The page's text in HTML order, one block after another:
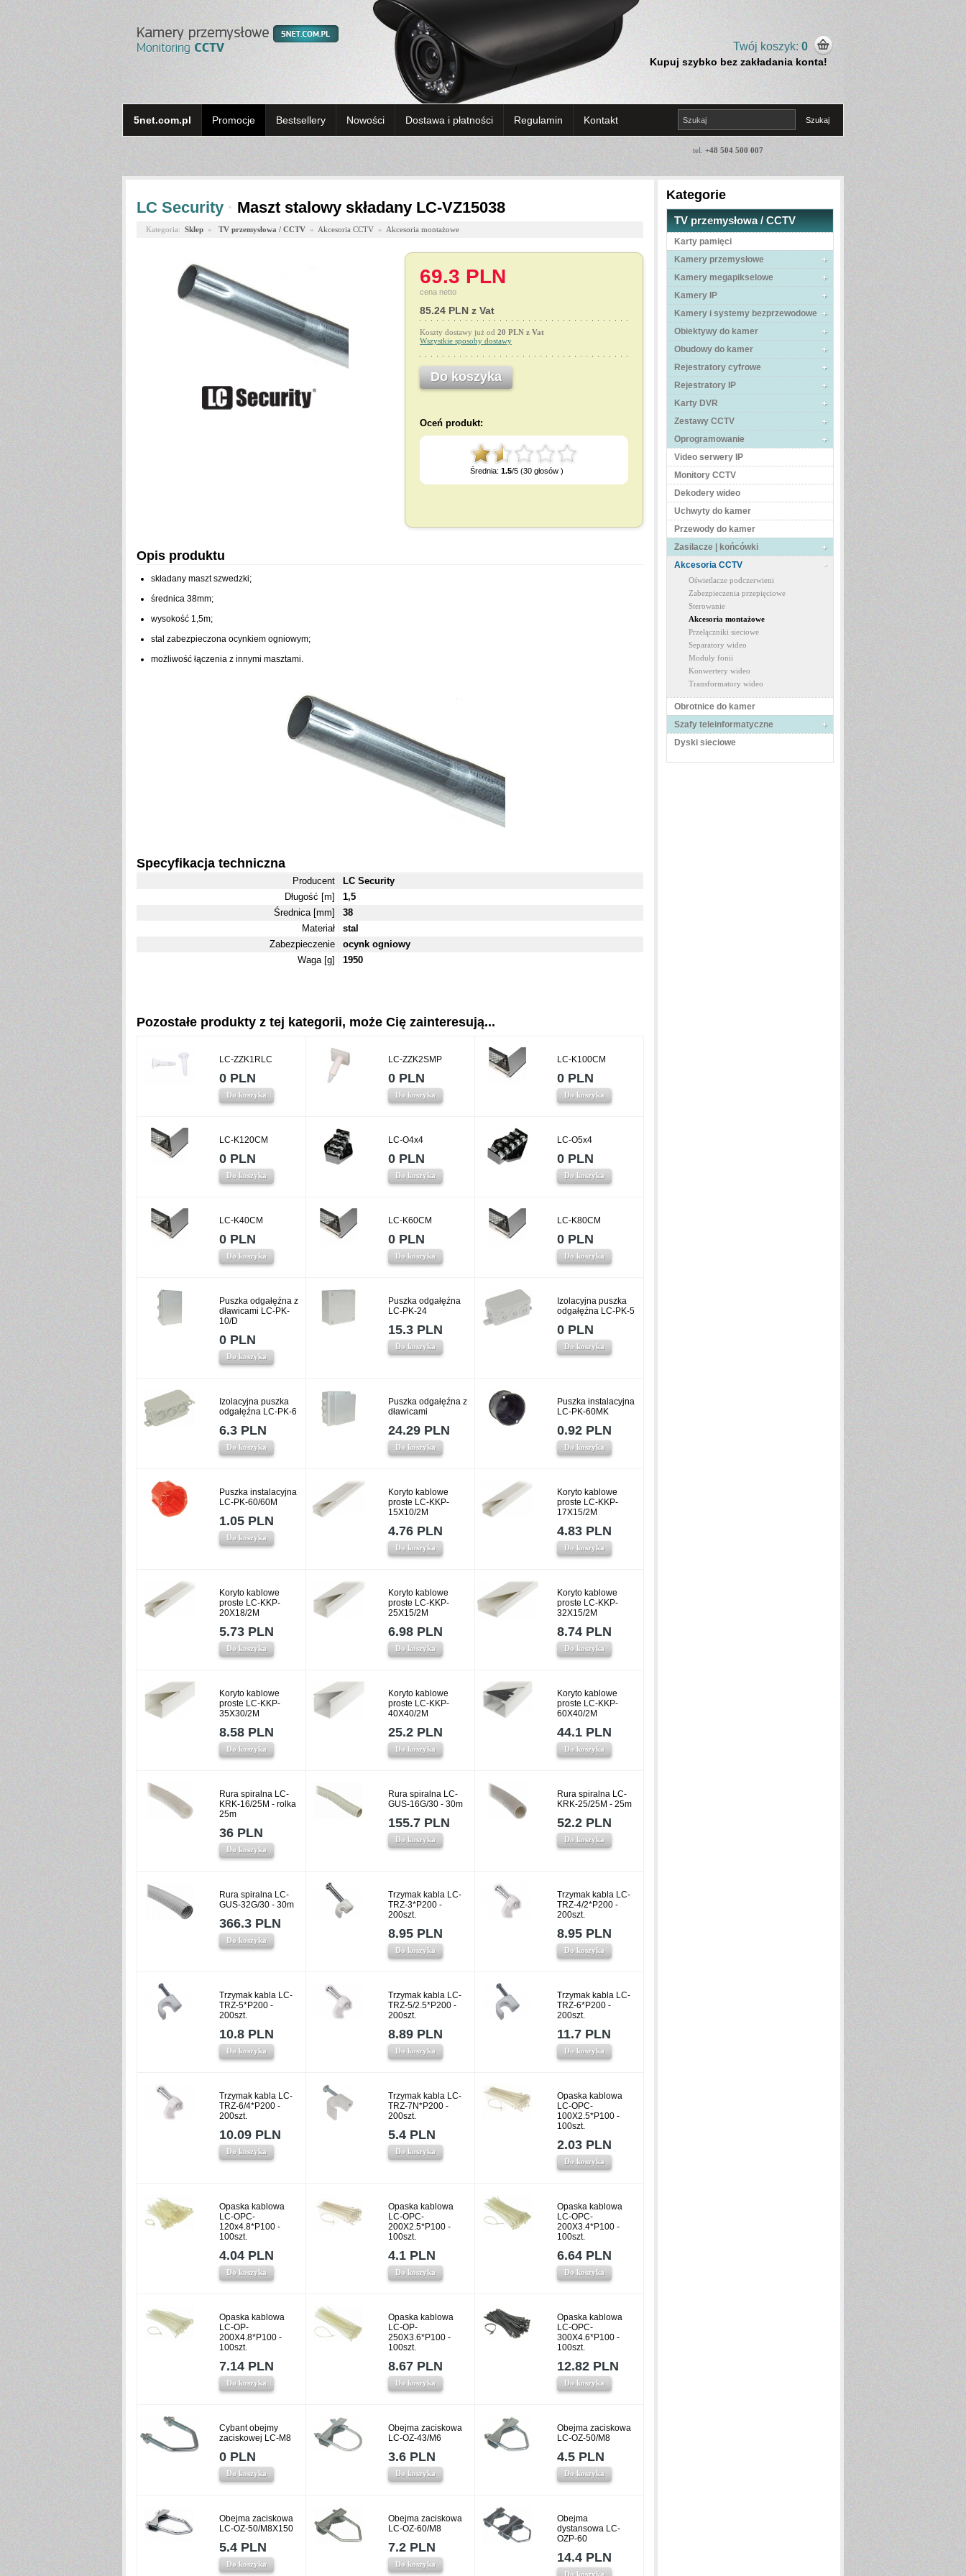
Twój koszyk: 0
Kupuj szybko bez zakładania konta!
5net.com.pl Promocje Bestsellery Nowości Dostawa i płatności Regulamin Kontakt
tel. +48 504 500 007
Kategorie
TV przemysłowa / CCTV
Karty pamięci
Kamery przemysłowe
Kamery megapikselowe
Kamery IP
Kamery i systemy bezprzewodowe
Obiektywy do kamer
Obudowy do kamer
Rejestratory cyfrowe
Rejestratory IP
Karty DVR
Zestawy CCTV
Oprogramowanie
Video serwery IP
Monitory CCTV
Dekodery wideo
Uchwyty do kamer
Przewody do kamer
Zasilacze | końcówki
Akcesoria CCTV
Oświetlacze podczerwieni
Zabezpieczenia przepięciowe
Sterowanie
Akcesoria montażowe
Przełączniki sieciowe
Separatory wideo
Moduły fonii
Konwertery wideo
Transformatory wideo
Obrotnice do kamer
Szafy teleinformatyczne
Dyski sieciowe
LC Security · Maszt stalowy składany LC-VZ15038
Kategoria: Sklep » TV przemysłowa / CCTV » Akcesoria CCTV » Akcesoria montażowe
69.3 PLN
cena netto
85.24 PLN z Vat
Koszty dostawy już od 20 PLN z Vat
Wszystkie sposoby dostawy
Do koszyka
Oceń produkt:
Średnia: 1.5/5 (30 głosów )
Opis produktu
składany maszt szwedzki;
średnica 38mm;
wysokość 1,5m;
stal zabezpieczona ocynkiem ogniowym;
możliwość łączenia z innymi masztami.
Specyfikacja techniczna
Producent
LC Security
Długość [m]
1,5
Średnica [mm]
38
Materiał
stal
Zabezpieczenie
ocynk ogniowy
Waga [g]
1950
Pozostałe produkty z tej kategorii, może Cię zainteresują...
LC-ZZK1RLC
0 PLN
Do koszyka
LC-ZZK2SMP
0 PLN
Do koszyka
LC-K100CM
0 PLN
Do koszyka
LC-K120CM
0 PLN
Do koszyka
LC-O4x4
0 PLN
Do koszyka
LC-O5x4
0 PLN
Do koszyka
LC-K40CM
0 PLN
Do koszyka
LC-K60CM
0 PLN
Do koszyka
LC-K80CM
0 PLN
Do koszyka
Puszka odgałęźna z
dławicami LC-PK-
10/D
0 PLN
Do koszyka
Puszka odgałęźna
LC-PK-24
15.3 PLN
Do koszyka
Izolacyjna puszka
odgałęźna LC-PK-5
0 PLN
Do koszyka
Izolacyjna puszka
odgałęźna LC-PK-6
6.3 PLN
Do koszyka
Puszka odgałęźna z
dławicami
24.29 PLN
Do koszyka
Puszka instalacyjna
LC-PK-60MK
0.92 PLN
Do koszyka
Puszka instalacyjna
LC-PK-60/60M
1.05 PLN
Do koszyka
Koryto kablowe
proste LC-KKP-
15X10/2M
4.76 PLN
Do koszyka
Koryto kablowe
proste LC-KKP-
17X15/2M
4.83 PLN
Do koszyka
Koryto kablowe
proste LC-KKP-
20X18/2M
5.73 PLN
Do koszyka
Koryto kablowe
proste LC-KKP-
25X15/2M
6.98 PLN
Do koszyka
Koryto kablowe
proste LC-KKP-
32X15/2M
8.74 PLN
Do koszyka
Koryto kablowe
proste LC-KKP-
35X30/2M
8.58 PLN
Do koszyka
Koryto kablowe
proste LC-KKP-
40X40/2M
25.2 PLN
Do koszyka
Koryto kablowe
proste LC-KKP-
60X40/2M
44.1 PLN
Do koszyka
Rura spiralna LC-
KRK-16/25M - rolka
25m
36 PLN
Do koszyka
Rura spiralna LC-
GUS-16G/30 - 30m
155.7 PLN
Do koszyka
Rura spiralna LC-
KRK-25/25M - 25m
52.2 PLN
Do koszyka
Rura spiralna LC-
GUS-32G/30 - 30m
366.3 PLN
Do koszyka
Trzymak kabla LC-
TRZ-3*P200 -
200szt.
8.95 PLN
Do koszyka
Trzymak kabla LC-
TRZ-4/2*P200 -
200szt.
8.95 PLN
Do koszyka
Trzymak kabla LC-
TRZ-5*P200 -
200szt.
10.8 PLN
Do koszyka
Trzymak kabla LC-
TRZ-5/2.5*P200 -
200szt.
8.89 PLN
Do koszyka
Trzymak kabla LC-
TRZ-6*P200 -
200szt.
11.7 PLN
Do koszyka
Trzymak kabla LC-
TRZ-6/4*P200 -
200szt.
10.09 PLN
Do koszyka
Trzymak kabla LC-
TRZ-7N*P200 -
200szt.
5.4 PLN
Do koszyka
Opaska kablowa
LC-OPC-
100X2.5*P100 -
100szt.
2.03 PLN
Do koszyka
Opaska kablowa
LC-OPC-
120x4.8*P100 -
100szt.
4.04 PLN
Do koszyka
Opaska kablowa
LC-OPC-
200X2.5*P100 -
100szt.
4.1 PLN
Do koszyka
Opaska kablowa
LC-OPC-
200X3.4*P100 -
100szt.
6.64 PLN
Do koszyka
Opaska kablowa
LC-OP-
200X4.8*P100 -
100szt.
7.14 PLN
Do koszyka
Opaska kablowa
LC-OP-
250X3.6*P100 -
100szt.
8.67 PLN
Do koszyka
Opaska kablowa
LC-OPC-
300X4.6*P100 -
100szt.
12.82 PLN
Do koszyka
Cybant obejmy
zaciskowej LC-M8
0 PLN
Do koszyka
Obejma zaciskowa
LC-OZ-43/M6
3.6 PLN
Do koszyka
Obejma zaciskowa
LC-OZ-50/M8
4.5 PLN
Do koszyka
Obejma zaciskowa
LC-OZ-50/M8X150
5.4 PLN
Do koszyka
Obejma zaciskowa
LC-OZ-60/M8
7.2 PLN
Do koszyka
Obejma
dystansowa LC-
OZP-60
14.4 PLN
Do koszyka